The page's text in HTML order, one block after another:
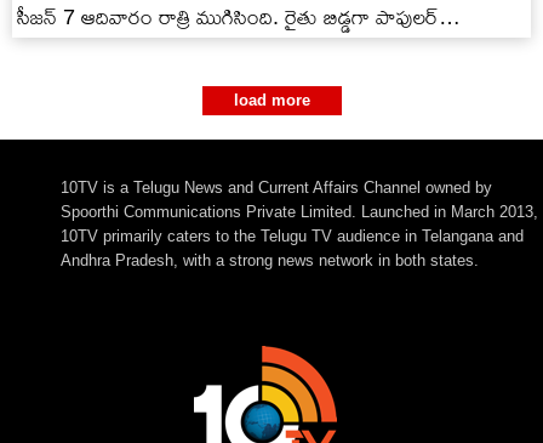
సీజన్ 7 ఆదివారం రాత్రి ముగిసింది. రైతు బిడ్డగా పాపులర్…
load more
10TV is a Telugu News and Current Affairs Channel owned by
Spoorthi Communications Private Limited. Launched in March 2013,
10TV primarily caters to the Telugu TV audience in Telangana and
Andhra Pradesh, with a strong news network in both states.